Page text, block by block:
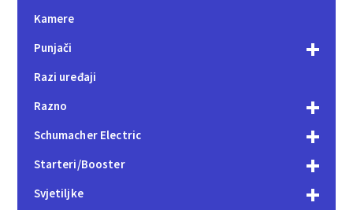
Kamere
Punjači
Razi uređaji
Razno
Schumacher Electric
Starteri/Booster
Svjetiljke